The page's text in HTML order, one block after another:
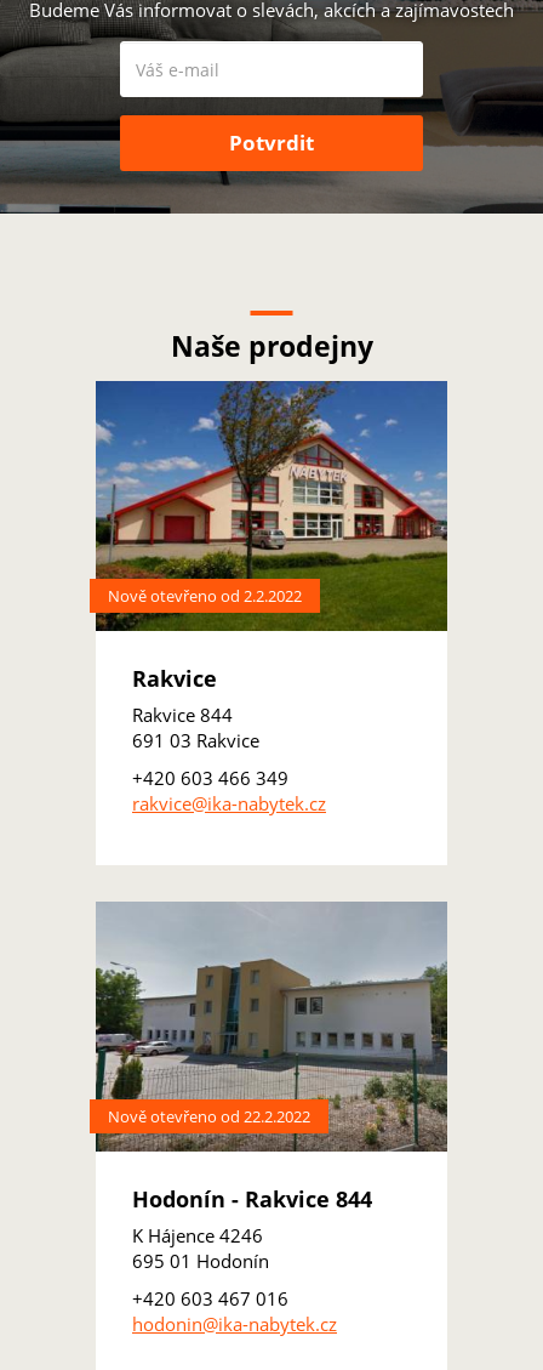
Budeme Vás informovat o slevách, akcích a zajímavostech
Naše prodejny
Nově otevřeno od 2.2.2022
Rakvice
Rakvice 844
691 03 Rakvice
+420 603 466 349
rakvice@ika-nabytek.cz
Nově otevřeno od 22.2.2022
Hodonín - Rakvice 844
K Hájence 4246
695 01 Hodonín
+420 603 467 016
hodonin@ika-nabytek.cz